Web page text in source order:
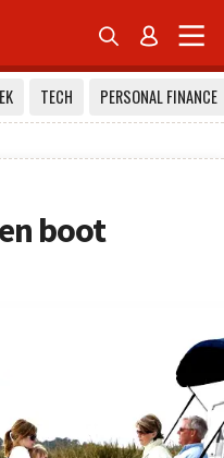
 
TECH
PERSONAL FINANCE
boot